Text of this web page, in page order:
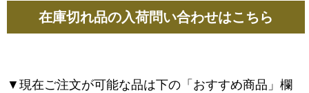
在庫切れ品の入荷問い合わせはこちら
▼現在ご注文が可能な品は下の「おすすめ商品」欄